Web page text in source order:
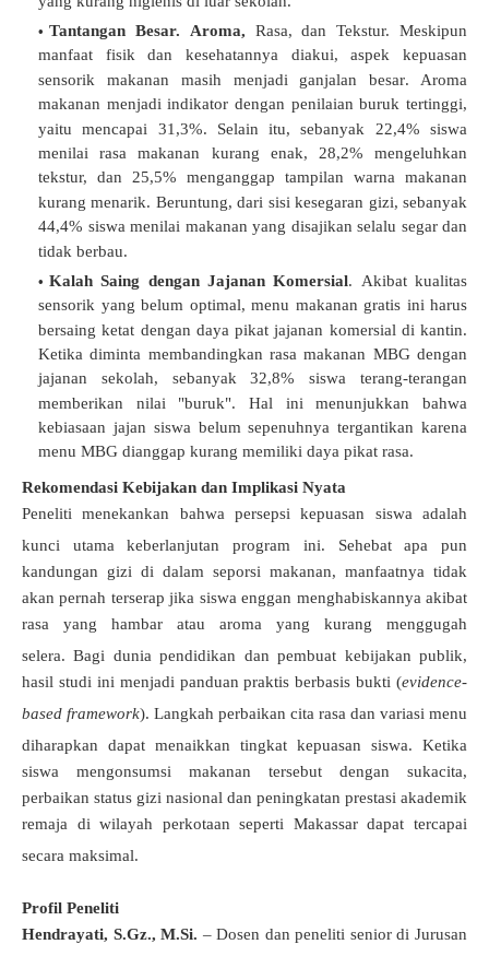
Tantangan Besar. Aroma, Rasa, dan Tekstur.Meskipun
manfaat fisik dan kesehatannya diakui, aspek kepuasan
sensorik makanan masih menjadi ganjalan besar.Aroma
makanan menjadi indikator dengan penilaian buruk tertinggi,
yaitu mencapai 31,3%. Selain itu, sebanyak 22,4% siswa
menilai rasa makanan kurang enak, 28,2% mengeluhkan
tekstur, dan 25,5% menganggap tampilan warna makanan
kurang menarik. Beruntung, dari sisi kesegaran gizi, sebanyak
44,4% siswa menilai makanan yang disajikan selalu segar dan
tidak berbau.
Kalah Saing dengan Jajanan Komersial. Akibat kualitas
sensorik yang belum optimal, menu makanan gratis ini harus
bersaing ketat dengan daya pikat jajanan komersial di kantin.
Ketika diminta membandingkan rasa makanan MBG dengan
jajanan sekolah, sebanyak 32,8% siswa terang-terangan
memberikan nilai "buruk".Hal ini menunjukkan bahwa
kebiasaan jajan siswa belum sepenuhnya tergantikan karena
menu MBG dianggap kurang memiliki daya pikat rasa.
Rekomendasi Kebijakan dan Implikasi Nyata
Peneliti menekankan bahwa persepsi kepuasan siswa adalah
kunci utama keberlanjutan program ini. Sehebat apa pun
kandungan gizi di dalam seporsi makanan, manfaatnya tidak
akan pernah terserap jika siswa enggan menghabiskannya akibat
rasa yang hambar atau aroma yang kurang menggugah
selera.Bagi dunia pendidikan dan pembuat kebijakan publik,
hasil studi ini menjadi panduan praktis berbasis bukti (evidence-
based framework). Langkah perbaikan cita rasa dan variasi menu
diharapkan dapat menaikkan tingkat kepuasan siswa. Ketika
siswa mengonsumsi makanan tersebut dengan sukacita,
perbaikan status gizi nasional dan peningkatan prestasi akademik
remaja di wilayah perkotaan seperti Makassar dapat tercapai
secara maksimal.
Profil Peneliti
Hendrayati, S.Gz., M.Si. – Dosen dan peneliti senior di Jurusan